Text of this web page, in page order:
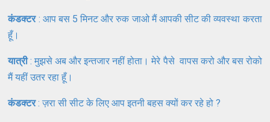
कंडक्टर: आप बस 5 मिनट और रुक जाओ मैं आपकी सीट की व्यवस्था करता
हूँ।
यात्री: मुझसे अब और इन्तजार नहीं होता। मेरे पैसे वापस करो और बस रोको
मैं यहीं उतर रहा हूँ।
कंडक्टर: ज़रा सी सीट के लिए आप इतनी बहस क्यों कर रहे हो ?